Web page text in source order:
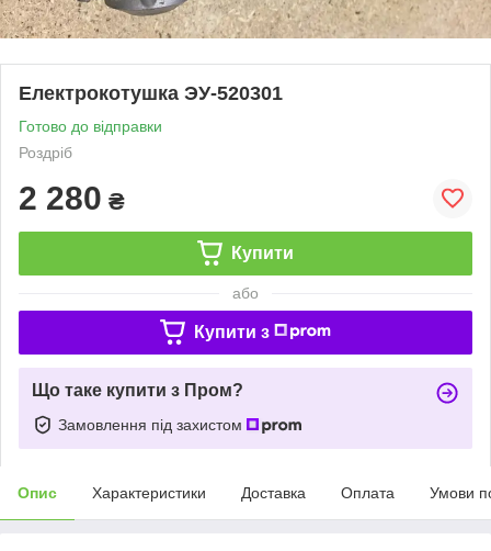
Електрокотушка ЭУ-520301
Готово до відправки
Роздріб
2 280 ₴
Купити
або
Купити з
Що таке купити з Пром?
Замовлення під захистом
Опис Характеристики Доставка Оплата Умови